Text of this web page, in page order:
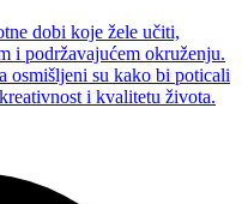
dobi koje žele učiti,
i podržavajućem okruženju.
osmišljeni su kako bi poticali
i kvalitetu života.